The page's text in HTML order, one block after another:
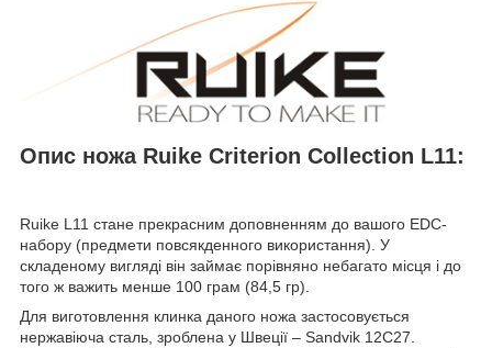
Опис ножа Ruike Criterion Collection L11:
Ruike L11 стане прекрасним доповненням до вашого EDC-
набору (предмети повсякденного використання). У
складеному вигляді він займає порівняно небагато місця і до
того ж важить менше 100 грам (84,5 гр).
Для виготовлення клинка даного ножа застосовується
нержавіюча сталь, зроблена у Швеції – Sandvik 12C27.